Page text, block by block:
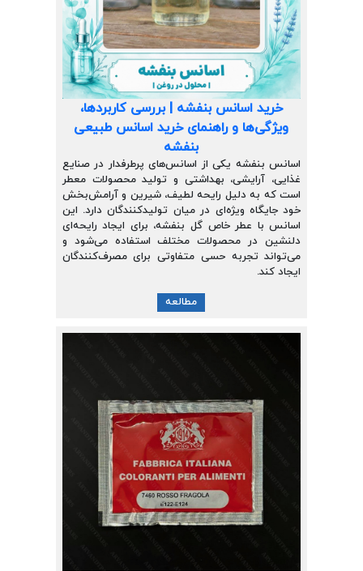
خرید اسانس بنفشه | بررسی کاربردها،
ویژگی‌ها و راهنمای خرید اسانس طبیعی
بنفشه
اسانس بنفشه یکی از اسانس‌های پرطرفدار در صنایع
غذایی، آرایشی، بهداشتی و تولید محصولات معطر
است که به دلیل رایحه لطیف، شیرین و آرامش‌بخش
خود جایگاه ویژه‌ای در میان تولیدکنندگان دارد. این
اسانس با عطر خاص گل بنفشه، برای ایجاد رایحه‌ای
دلنشین در محصولات مختلف استفاده می‌شود و
می‌تواند تجربه حسی متفاوتی برای مصرف‌کنندگان
ایجاد کند.
مطالعه